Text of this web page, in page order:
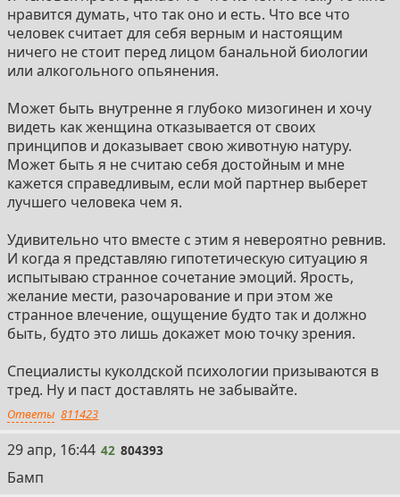
Как будто бы тут сильно сопрежена сфера личных
границ и способности их отстаивать. Отстаивать
личные интересы. Причем интересы телки это не
твои интересы.
Если твою девку повели куда то по её собственому
желанию то нахуй пусть идет такая девка. Если же нет,
не бойтесь того что нужно будет ей помочь. Поднять
кипиш возможно даже подраться. Возможно вы
будите выглядить нелепо или как вам может казаться
смешно, но не бойтесь. Не нужно сексуализировать
худшее в ситуациях которые вас пугают.
нравится думать, что так оно и есть. Что все что
человек считает для себя верным и настоящим
ничего не стоит перед лицом банальной биологии
или алкогольного опьянения.
Может быть внутренне я глубоко мизогинен и хочу
видеть как женщина отказывается от своих
принципов и доказывает свою животную натуру.
Может быть я не считаю себя достойным и мне
кажется справедливым, если мой партнер выберет
лучшего человека чем я.
Удивительно что вместе с этим я невероятно ревнив.
И когда я представляю гипотетическую ситуацию я
испытываю странное сочетание эмоций. Ярость,
желание мести, разочарование и при этом же
странное влечение, ощущение будто так и должно
быть, будто это лишь докажет мою точку зрения.
Специалисты куколдской психологии призываются в
тред. Ну и паст доставлять не забывайте.
Ответы 811423
42
29 апр, 16:44 42 804393
Бамп